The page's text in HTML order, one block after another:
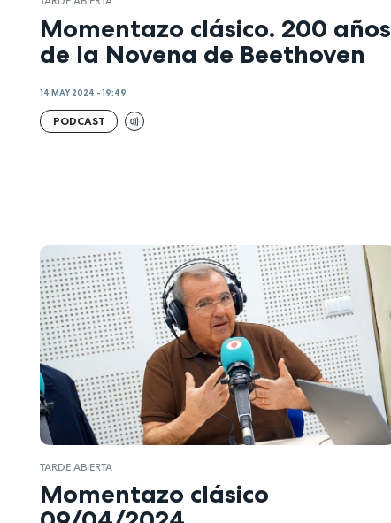
Momentazo clásico. 200 años
de la Novena de Beethoven
14 MAY 2024 - 19:49
PODCAST
TARDE ABIERTA
Momentazo clásico